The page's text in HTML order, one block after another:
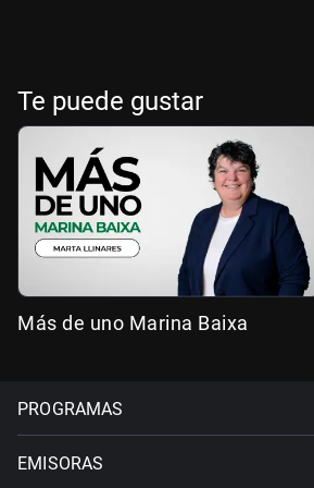
Te puede gustar
Más de uno Marina Baixa
PROGRAMAS
EMISORAS